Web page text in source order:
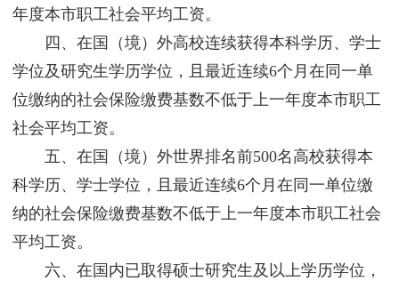
年度本市职工社会平均工资。
四、在国（境）外高校连续获得本科学历、学士
学位及研究生学历学位，且最近连续6个月在同一单
位缴纳的社会保险缴费基数不低于上一年度本市职工
社会平均工资。
五、在国（境）外世界排名前500名高校获得本
科学历、学士学位，且最近连续6个月在同一单位缴
纳的社会保险缴费基数不低于上一年度本市职工社会
平均工资。
六、在国内已取得硕士研究生及以上学历学位，